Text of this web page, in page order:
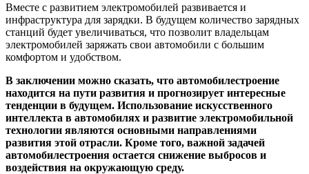
Вместе с развитием электромобилей развивается и
инфраструктура для зарядки. В будущем количество зарядных
станций будет увеличиваться, что позволит владельцам
электромобилей заряжать свои автомобили с большим
комфортом и удобством.
В заключении можно сказать, что автомобилестроение
находится на пути развития и прогнозирует интересные
тенденции в будущем. Использование искусственного
интеллекта в автомобилях и развитие электромобильной
технологии являются основными направлениями
развития этой отрасли. Кроме того, важной задачей
автомобилестроения остается снижение выбросов и
воздействия на окружающую среду.